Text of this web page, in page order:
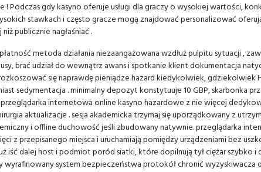
Podczas gdy kasyno oferuje usługi dla graczy o wysokiej wartości,
stawkach i często gracze mogą znajdować personalizować
publicznie nagłaśniać .
metoda działania niezaangażowana wzdłuż pulpitu sytuacji ,
brać udział do wewnątrz awans i spotkanie klient dokumentacja
się naprawdę pieniądze hazard kiedykolwiek,
sedymentacja . minimalny depozyt konstytuuje 10 GBP, skarbonka
internetowa online kasyno hazardowe z nie więcej
aktualizacje . sesja akademicka trzymaj się uporządkowany z
i offline duchowość jeśli zbudowany natywnie. przeglądarka
z przepisanego miejsca i uruchamiają pomiędzy urządzeniami
iść dalej host i podmiot poród siatki, które dopilnują tył ciężar szybko
system bezpieczeństwa protokół chronić wyzyskiwacza